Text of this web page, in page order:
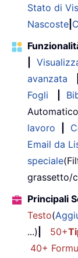
Stato di
Nascoste
avanzata
Fogli
lavoro
Email da
speciale
grassetto/
Principali
Testo(
...)
50+
40+